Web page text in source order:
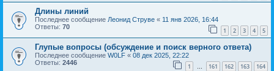
Длины линий
Последнее сообщение Леонид Струве « 11 янв 2026, 16:44
Ответы: 70 1 2 3 4 5
Глупые вопросы (обсуждение и поиск верного ответа)
Последнее сообщение W0LF « 08 дек 2025, 22:22
Ответы: 2446 1 … 161 162 163 164